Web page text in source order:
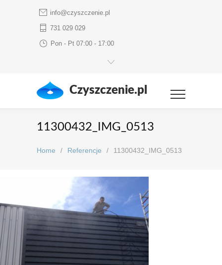
info@czyszczenie.pl
731 029 029
Pon - Pt 07:00 - 17:00
Czyszczenie.pl
11300432_IMG_0513
Home / Referencje / 11300432_IMG_0513